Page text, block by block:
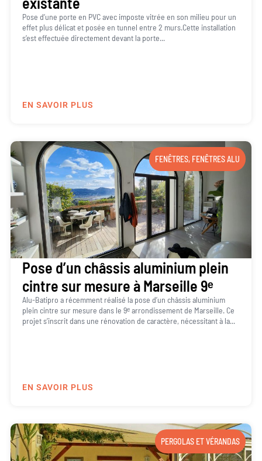
Pose d’une porte en PVC avec imposte vitrée en son milieu pour un
effet plus délicat et posée en tunnel entre 2 murs.Cette installation
s’est effectuée directement devant la porte...
EN SAVOIR PLUS
FENÊTRES, FENÊTRES ALU
Pose d’un châssis aluminium plein
cintre sur mesure à Marseille 9ᵉ
Alu-Batipro a récemment réalisé la pose d’un châssis aluminium
plein cintre sur mesure dans le 9ᵉ arrondissement de Marseille. Ce
projet s’inscrit dans une rénovation de caractère, nécessitant à la...
EN SAVOIR PLUS
PERGOLAS ET VÉRANDAS